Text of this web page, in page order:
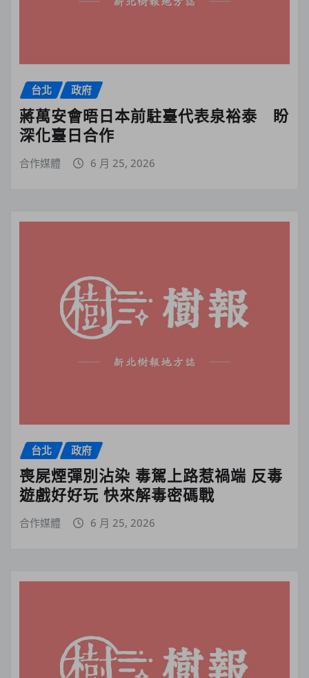
台北 政府
蔣萬安會晤日本前駐臺代表泉裕泰 盼
深化臺日合作
合作媒體 6 月 25, 2026
台北 政府
喪屍煙彈別沾染 毒駕上路惹禍端 反毒
遊戲好好玩 快來解毒密碼戰
合作媒體 6 月 25, 2026